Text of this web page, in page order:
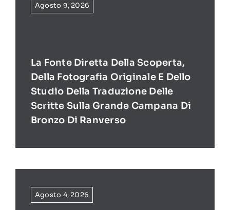
Agosto 9, 2026
La Fonte Diretta Della Scoperta,
Della Fotografia Originale E Dello
Studio Della Traduzione Delle
Scritte Sulla Grande Campana Di
Bronzo Di Ranverso
Agosto 4, 2026